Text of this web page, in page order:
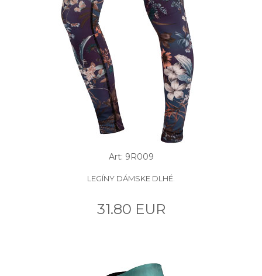
Art: 9R009
LEGÍNY DÁMSKE DLHÉ.
31.80 EUR